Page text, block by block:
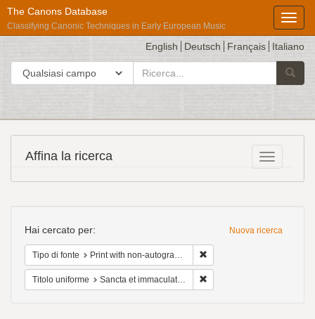
The Canons Database
Classifying Canonic Techniques in Early European Music
English Deutsch Français Italiano
Cerca in
cerca
Avvia
Répertoire
des
Musicales
Toggle
Affina la ricerca
Nuova ricerca
Hai cercato per:
Tipo di fonte Print with non-autograph annotations
Titolo uniforme Sancta et immaculata virginitas - 4vv